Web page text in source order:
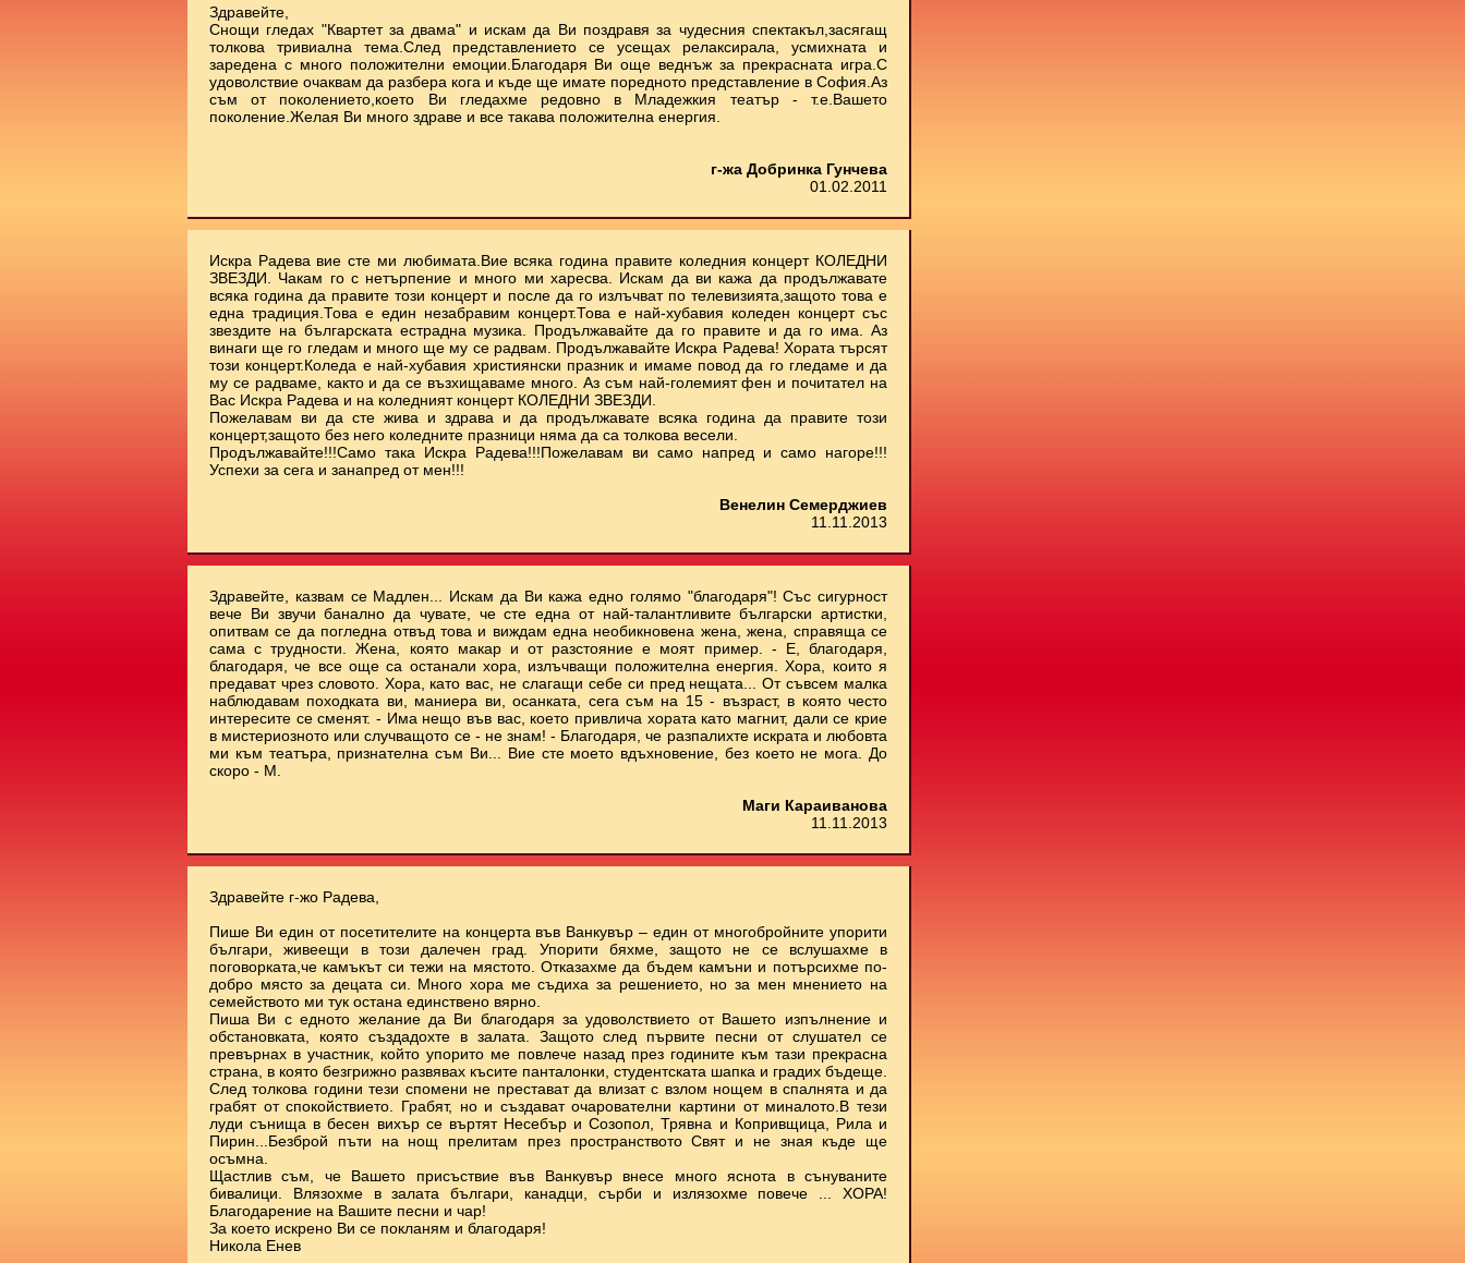
Здравейте,
Снощи гледах "Квартет за двама" и искам да Ви поздравя за чудесния спектакъл,засягащ
толкова тривиална тема.След представлението се усещах релаксирала, усмихната и
заредена с много положителни емоции.Благодаря Ви още веднъж за прекрасната игра.С
удоволствие очаквам да разбера кога и къде ще имате поредното представление в София.Аз
съм от поколението,което Ви гледахме редовно в Младежкия театър - т.е.Вашето
поколение.Желая Ви много здраве и все такава положителна енергия.
г-жа Добринка Гунчева
01.02.2011
Искра Радева вие сте ми любимата.Вие всяка година правите коледния концерт КОЛЕДНИ
ЗВЕЗДИ. Чакам го с нетърпение и много ми харесва. Искам да ви кажа да продължавате
всяка година да правите този концерт и после да го излъчват по телевизията,защото това е
една традиция.Това е един незабравим концерт.Това е най-хубавия коледен концерт със
звездите на българската естрадна музика. Продължавайте да го правите и да го има. Аз
винаги ще го гледам и много ще му се радвам. Продължавайте Искра Радева! Хората търсят
този концерт.Коледа е най-хубавия християнски празник и имаме повод да го гледаме и да
му се радваме, както и да се възхищаваме много. Аз съм най-големият фен и почитател на
Вас Искра Радева и на коледният концерт КОЛЕДНИ ЗВЕЗДИ.
Пожелавам ви да сте жива и здрава и да продължавате всяка година да правите този
концерт,защото без него коледните празници няма да са толкова весели.
Продължавайте!!!Само така Искра Радева!!!Пожелавам ви само напред и само нагоре!!!
Успехи за сега и занапред от мен!!!
Венелин Семерджиев
11.11.2013
Здравейте, казвам се Мадлен... Искам да Ви кажа едно голямо "благодаря"! Със сигурност
вече Ви звучи банално да чувате, че сте една от най-талантливите български артистки,
опитвам се да погледна отвъд това и виждам една необикновена жена, жена, справяща се
сама с трудности. Жена, която макар и от разстояние е моят пример. - Е, благодаря,
благодаря, че все още са останали хора, излъчващи положителна енергия. Хора, които я
предават чрез словото. Хора, като вас, не слагащи себе си пред нещата... От съвсем малка
наблюдавам походката ви, маниера ви, осанката, сега съм на 15 - възраст, в която често
интересите се сменят. - Има нещо във вас, което привлича хората като магнит, дали се крие
в мистериозното или случващото се - не знам! - Благодаря, че разпалихте искрата и любовта
ми към театъра, признателна съм Ви... Вие сте моето вдъхновение, без което не мога. До
скоро - М.
Маги Караиванова
11.11.2013
Здравейте г-жо Радева,
Пише Ви един от посетителите на концерта във Ванкувър – един от многобройните упорити
българи, живеещи в този далечен град. Упорити бяхме, защото не се вслушахме в
поговорката,че камъкът си тежи на мястото. Отказахме да бъдем камъни и потърсихме по-
добро място за децата си. Много хора ме съдиха за решението, но за мен мнението на
семейството ми тук остана единствено вярно.
Пиша Ви с едното желание да Ви благодаря за удоволствието от Вашето изпълнение и
обстановката, която създадохте в залата. Защото след първите песни от слушател се
превърнах в участник, който упорито ме повлече назад през годините към тази прекрасна
страна, в която безгрижно развявах късите панталонки, студентската шапка и градих бъдеще.
След толкова години тези спомени не престават да влизат с взлом нощем в спалнята и да
грабят от спокойствието. Грабят, но и създават очарователни картини от миналото.В тези
луди сънища в бесен вихър се въртят Несебър и Созопол, Трявна и Копривщица, Рила и
Пирин...Безброй пъти на нощ прелитам през пространството Свят и не зная къде ще
осъмна.
Щастлив съм, че Вашето присъствие във Ванкувър внесе много яснота в сънуваните
бивалици. Влязохме в залата българи, канадци, сърби и излязохме повече ... ХОРА!
Благодарение на Вашите песни и чар!
За което искрено Ви се покланям и благодаря!
Никола Енев